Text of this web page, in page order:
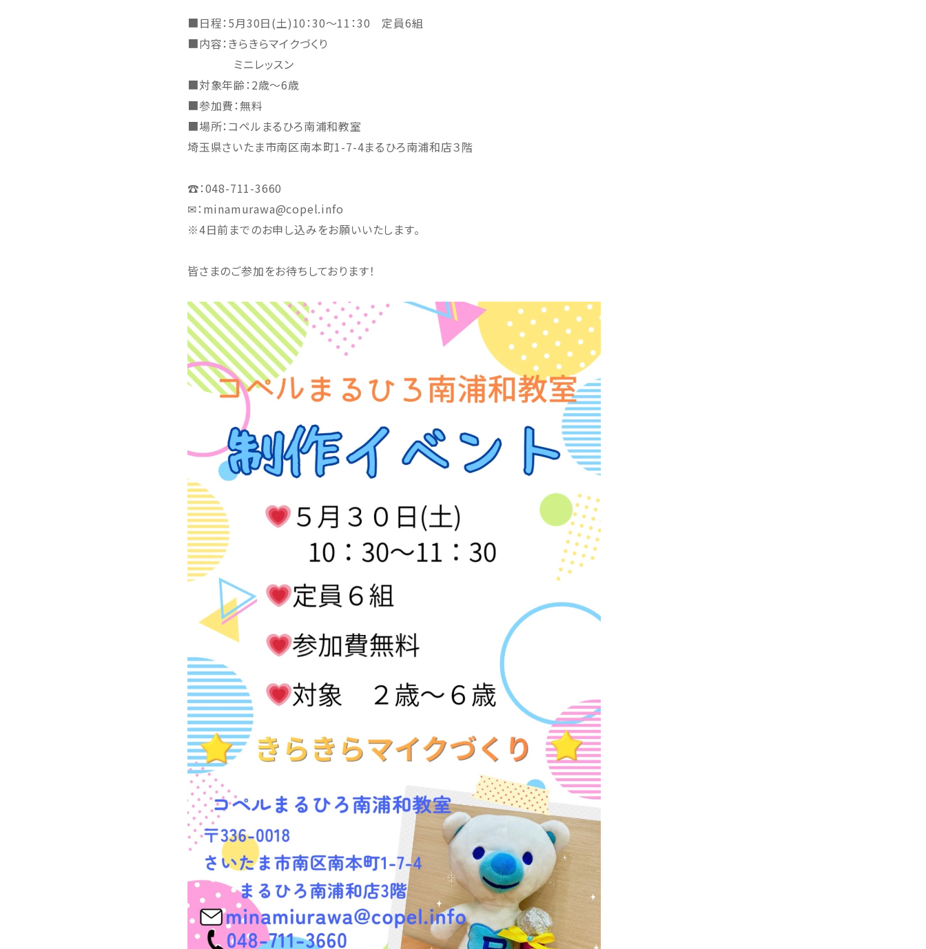
■日程：5月30日(土)10：30～11：30 定員6組
■内容：きらきらマイクづくり
ミニレッスン
■対象年齢：2歳～6歳
■参加費：無料
■場所：コペルまるひろ南浦和教室
埼玉県さいたま市南区南本町1-7-4まるひろ南浦和店３階
☎：048-711-3660
✉：minamurawa@copel.info
※4日前までのお申し込みをお願いいたします。
皆さまのご参加をお待ちしております！